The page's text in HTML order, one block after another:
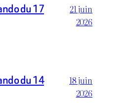
du 17
21 juin
2026
du 14
18 juin
2026